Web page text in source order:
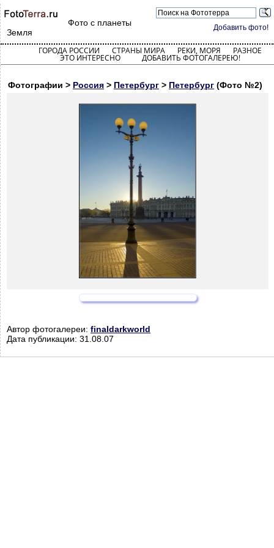
Добавить фото!
Фото с планеты
Земля
ГОРОДА РОССИИ СТРАНЫ МИРА РЕКИ, МОРЯ РАЗНОЕ
ЭТО ИНТЕРЕСНО ДОБАВИТЬ ФОТОГАЛЕРЕЮ!
Фотографии > Россия > Петербург > Петербург (Фото №2)
Автор фотогалереи: finaldarkworld
Дата публикации: 31.08.07